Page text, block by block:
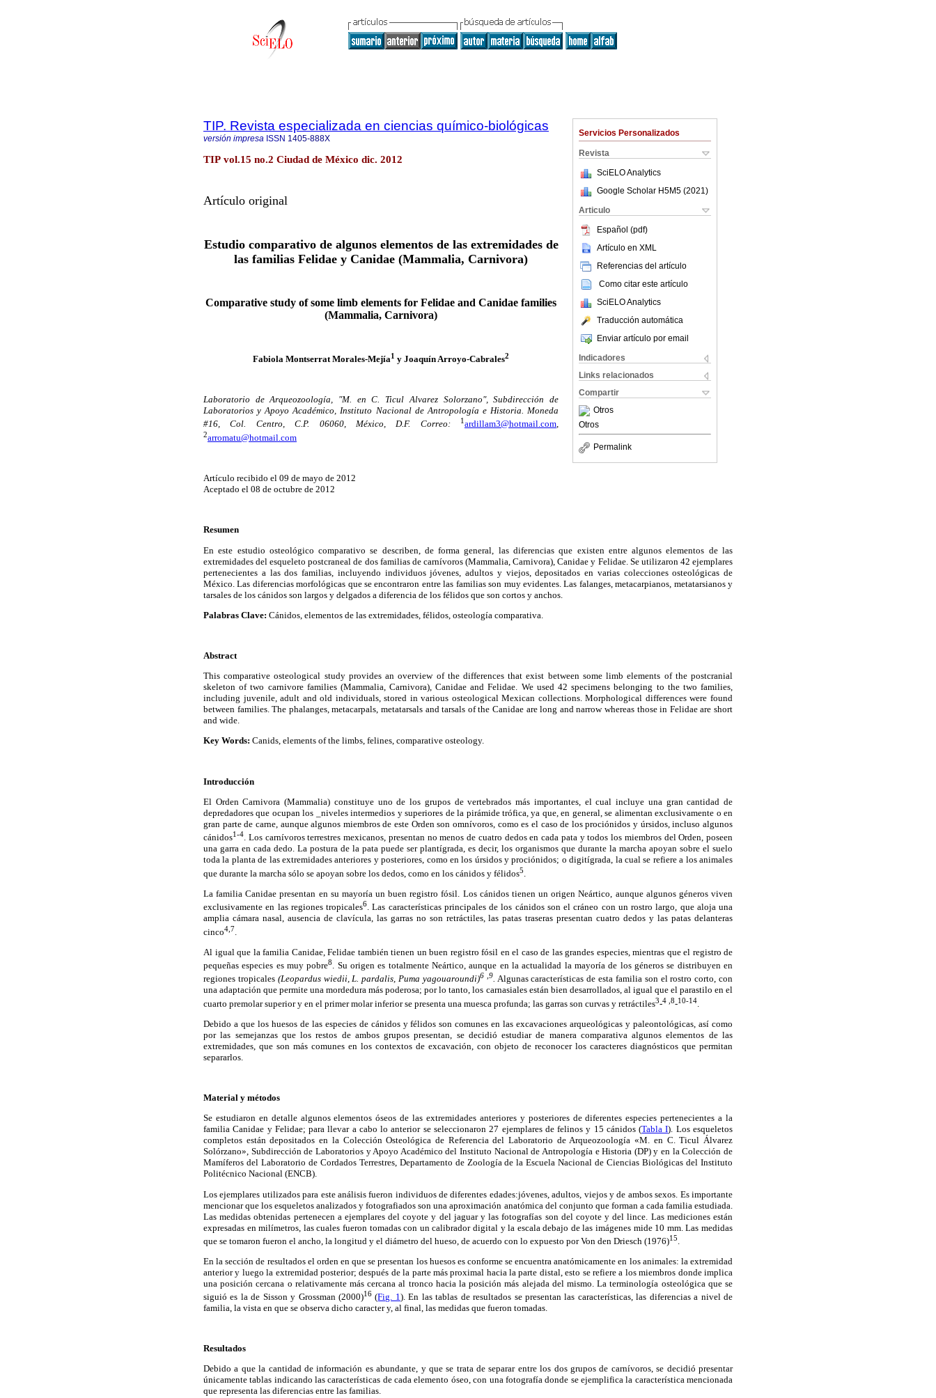
Servicios Personalizados
Revista
SciELO Analytics
Google Scholar H5M5 (2021 )
Articulo
Español (pdf)
Artículo en XML
Referencias del artículo
Como citar este artículo
SciELO Analytics
Traducción automática
Enviar artículo por email
Indicadores
Links relacionados
Compartir
Otros
Otros
Permalink
TIP. Revista especializada en ciencias químico-biológicas
versión impresa ISSN 1405-888X
TIP vol.15 no.2 Ciudad de México dic. 2012
Artículo original
Estudio comparativo de algunos elementos de las extremidades de
las familias Felidae y Canidae (Mammalia, Carnivora)
Comparative study of some limb elements for Felidae and Canidae families
(Mammalia, Carnivora)
Fabiola Montserrat Morales-Mejía1 y Joaquín Arroyo-Cabrales2
Laboratorio de Arqueozoología, "M. en C. Ticul Alvarez Solorzano", Subdirección de
Laboratorios y Apoyo Académico, Instituto Nacional de Antropología e Historia. Moneda
#16, Col. Centro, C.P. 06060, México, D.F. Correo:
1ardillam3@hotmail.com,
2arromatu@hotmail.com
Artículo recibido el 09 de mayo de 2012
Aceptado el 08 de octubre de 2012
Resumen
En este estudio osteológico comparativo se describen, de forma general, las diferencias que existen entre algunos elementos de las
extremidades del esqueleto postcraneal de dos familias de carnívoros (Mammalia, Carnivora), Canidae y Felidae. Se utilizaron 42 ejemplares
pertenecientes a las dos familias, incluyendo individuos jóvenes, adultos y viejos, depositados en varias colecciones osteológicas de
México. Las diferencias morfológicas que se encontraron entre las familias son muy evidentes. Las falanges, metacarpianos, metatarsianos y
tarsales de los cánidos son largos y delgados a diferencia de los félidos que son cortos y anchos.
Palabras Clave: Cánidos, elementos de las extremidades, félidos, osteología comparativa.
Abstract
This comparative osteological study provides an overview of the differences that exist between some limb elements of the postcranial
skeleton of two carnivore families (Mammalia, Carnivora), Canidae and Felidae. We used 42 specimens belonging to the two families,
including juvenile, adult and old individuals, stored in various osteological Mexican collections. Morphological differences were found
between families. The phalanges, metacarpals, metatarsals and tarsals of the Canidae are long and narrow whereas those in Felidae are short
and wide.
Key Words: Canids, elements of the limbs, felines, comparative osteology.
Introducción
El Orden Carnivora (Mammalia) constituye uno de los grupos de vertebrados más importantes, el cual incluye una gran cantidad de
depredadores que ocupan los _niveles intermedios y superiores de la pirámide trófica, ya que, en general, se alimentan exclusivamente o en
gran parte de carne, aunque algunos miembros de este Orden son omnívoros, como es el caso de los prociónidos y úrsidos, incluso algunos
cánidos1-4. Los carnívoros terrestres mexicanos, presentan no menos de cuatro dedos en cada pata y todos los miembros del Orden, poseen
una garra en cada dedo. La postura de la pata puede ser plantígrada, es decir, los organismos que durante la marcha apoyan sobre el suelo
toda la planta de las extremidades anteriores y posteriores, como en los úrsidos y prociónidos; o digitígrada, la cual se refiere a los animales
que durante la marcha sólo se apoyan sobre los dedos, como en los cánidos y félidos5
La familia Canidae presentan en su mayoría un buen registro fósil. Los cánidos tienen un origen Neártico, aunque algunos géneros viven
exclusivamente en las regiones tropicales6. Las características principales de los cánidos son el cráneo con un rostro largo, que aloja una
amplia cámara nasal, ausencia de clavícula, las garras no son retráctiles, las patas traseras presentan cuatro dedos y las patas delanteras
cinco4,7
Al igual que la familia Canidae, Felidae también tienen un buen registro fósil en el caso de las grandes especies, mientras que el registro de
pequeñas especies es muy pobre8. Su origen es totalmente Neártico, aunque en la actualidad la mayoría de los géneros se distribuyen en
regiones tropicales (Leopardus wiedii, L. pardalis, Puma yagouaroundi)6 ,9. Algunas características de esta familia son el rostro corto, con
una adaptación que permite una mordedura más poderosa; por lo tanto, los carnasiales están bien desarrollados, al igual que el parastilo en el
cuarto premolar superior y en el primer molar inferior se presenta una muesca profunda; las garras son curvas y retráctiles3-4 ,8-10-14
Debido a que los huesos de las especies de cánidos y félidos son comunes en las excavaciones arqueológicas y paleontológicas, así como
por las semejanzas que los restos de ambos grupos presentan, se decidió estudiar de manera comparativa algunos elementos de las
extremidades, que son más comunes en los contextos de excavación, con objeto de reconocer los caracteres diagnósticos que permitan
separarlos.
Material y métodos
Se estudiaron en detalle algunos elementos óseos de las extremidades anteriores y posteriores de diferentes especies pertenecientes a la
familia Canidae y Felidae; para llevar a cabo lo anterior se seleccionaron 27 ejemplares de felinos y 15 cánidos (Tabla I). Los esqueletos
completos están depositados en la Colección Osteológica de Referencia del Laboratorio de Arqueozoología «M. en C. Ticul Álvarez
Solórzano», Subdirección de Laboratorios y Apoyo Académico del Instituto Nacional de Antropología e Historia (DP) y en la Colección de
Mamíferos del Laboratorio de Cordados Terrestres, Departamento de Zoología de la Escuela Nacional de Ciencias Biológicas del Instituto
Politécnico Nacional (ENCB).
Los ejemplares utilizados para este análisis fueron individuos de diferentes edades:jóvenes, adultos, viejos y de ambos sexos. Es importante
mencionar que los esqueletos analizados y fotografiados son una aproximación anatómica del conjunto que forman a cada familia estudiada.
Las medidas obtenidas pertenecen a ejemplares del coyote y del jaguar y las fotografías son del coyote y del lince. Las mediciones están
expresadas en milímetros, las cuales fueron tomadas con un calibrador digital y la escala debajo de las imágenes mide 10 mm. Las medidas
que se tomaron fueron el ancho, la longitud y el diámetro del hueso, de acuerdo con lo expuesto por Von den Driesch (1976)15
En la sección de resultados el orden en que se presentan los huesos es conforme se encuentra anatómicamente en los animales: la extremidad
anterior y luego la extremidad posterior; después de la parte más proximal hacia la parte distal, esto se refiere a los miembros donde implica
una posición cercana o relativamente más cercana al tronco hacia la posición más alejada del mismo. La terminología osteológica que se
siguió es la de Sisson y Grossman (2000)16 (Fig. 1). En las tablas de resultados se presentan las características, las diferencias a nivel de
familia, la vista en que se observa dicho caracter y, al final, las medidas que fueron tomadas.
Resultados
Debido a que la cantidad de información es abundante, y que se trata de separar entre los dos grupos de carnívoros, se decidió presentar
únicamente tablas indicando las características de cada elemento óseo, con una fotografía donde se ejemplifica la característica mencionada
que representa las diferencias entre las familias.